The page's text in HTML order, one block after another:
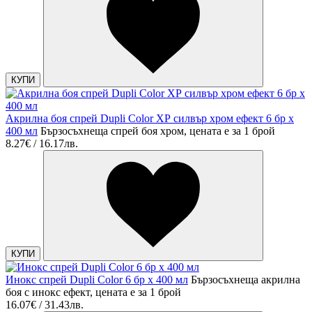
КУПИ
Акрилна боя спрей Dupli Color ХР силвър хром ефект 6 бр х
400 мл Бързосъхнеща спрей боя хром, цената е за 1 брой
8.27€ / 16.17лв.
КУПИ
Инокс спрей Dupli Color 6 бр х 400 мл Бързосъхнеща акрилна
боя с инокс ефект, цената е за 1 брой
16.07€ / 31.43лв.